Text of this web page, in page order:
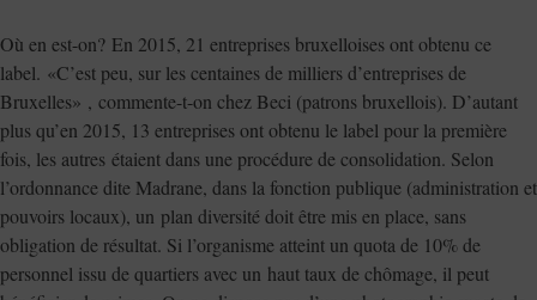
Où en est-on? En 2015, 21 entreprises bruxelloises ont obtenu ce
label. «C’est peu, sur les centaines de milliers d’entreprises de
Bruxelles» , commente-t-on chez Beci (patrons bruxellois). D’autant
plus qu’en 2015, 13 entreprises ont obtenu le label pour la première
fois, les autres étaient dans une procédure de consolidation. Selon
l’ordonnance dite Madrane, dans la fonction publique (administration et
pouvoirs locaux), un plan diversité doit être mis en place, sans
obligation de résultat. Si l’organisme atteint un quota de 10% de
personnel issu de quartiers avec un haut taux de chômage, il peut